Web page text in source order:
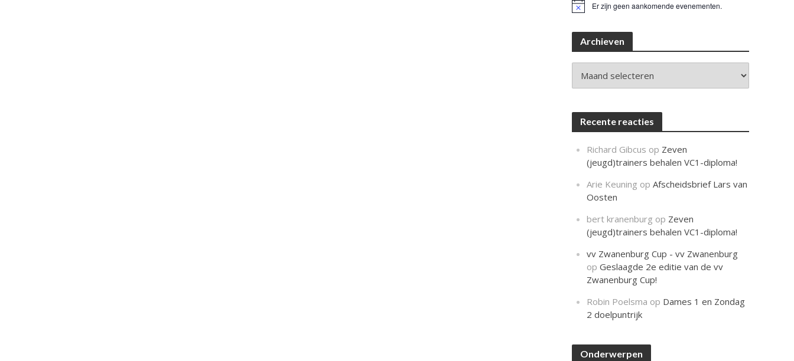
B
t
Er zijn geen aankomende evenementen.
Archieven
Recente reacties
Richard Gibcus op Zeven
(jeugd)trainers behalen VC1-diploma!
Arie Keuning opAfscheidsbrief Lars van
Oosten
bert kranenburg op Zeven
(jeugd)trainers behalen VC1-diploma!
vv Zwanenburg Cup - vv Zwanenburg
opGeslaagde 2e editie van de vv
Zwanenburg Cup!
Robin Poelsma op Dames 1 en Zondag
2 doelpuntrijk
Onderwerpen